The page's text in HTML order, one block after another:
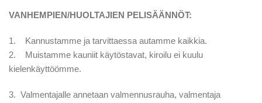
VANHEMPIEN/HUOLTAJIEN PELISÄÄNNÖT:
1. Kannustamme ja tarvittaessa autamme kaikkia.
2. Muistamme kauniit käytöstavat, kiroilu ei kuulu
kielenkäyttöömme.
3. Valmentajalle annetaan valmennusrauha, valmentaja